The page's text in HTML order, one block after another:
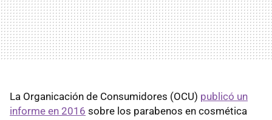
La Organicación de Consumidores (OCU) publicó un
informe en 2016 sobre los parabenos en cosmética